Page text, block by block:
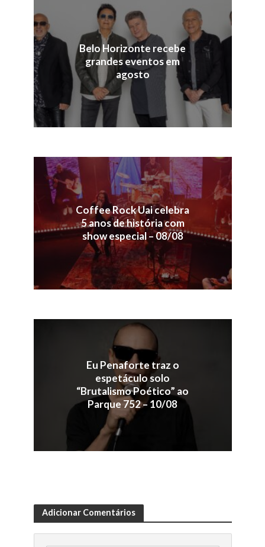
Belo Horizonte recebe
grandes eventos em
agosto
Coffee Rock Uai celebra
5 anos de história com
show especial – 08/08
Eu Penaforte traz o
espetáculo solo
“Brutalismo Poético” ao
Parque 752 – 10/08
Adicionar Comentários